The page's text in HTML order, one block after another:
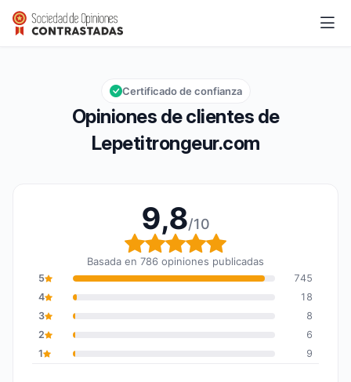
Lepetitrongeur.com
Calificación global: 9,8 de 10
9,8/10
Opiniones de clientes de
Lepetitrongeur.com
Certificado de confianza
9,8/10
Calificación global: 9,8
Basada en 786 opiniones publicadas
5
745
4
18
3
8
2
6
1
9